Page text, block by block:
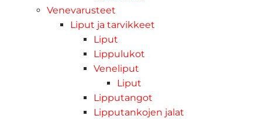
Venevarusteet
Liput ja tarvikkeet
Liput
Lippulukot
Veneliput
Liput
Lipputangot
Lipputankojen jalat